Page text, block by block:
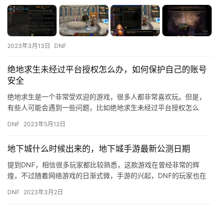
2023年3月13日 DNF
绝地求生未经过平台授权怎么办，如何保护自己的账号
安全
绝地求生是一个非常受欢迎的游戏，很多人都非常喜欢玩。但是，
有些人可能会遇到一些问题，比如绝地求生未经过平台授权怎么
你的绝…
DNF 2023年5月12日
地下城什么时候出来的，地下城手游最新公测日期
提到DNF，相信很多玩家都比较熟悉，这款游戏在曾经非常的辉
煌，不过随着网络游戏的日渐式微，手游的兴起，DNF的玩家也在
DNF 2023年3月2日